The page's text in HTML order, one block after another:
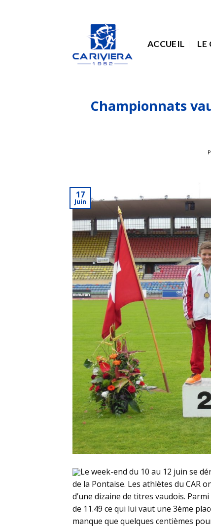
ACCUEIL LE
Championnats
17
Juin
Le week-end du 10 au 12 juin se
de la Pontaise. Les athlètes du CAR
d’une dizaine de titres vaudois.
de 11.49 ce qui lui vaut une 3ème
manque que quelques centièmes